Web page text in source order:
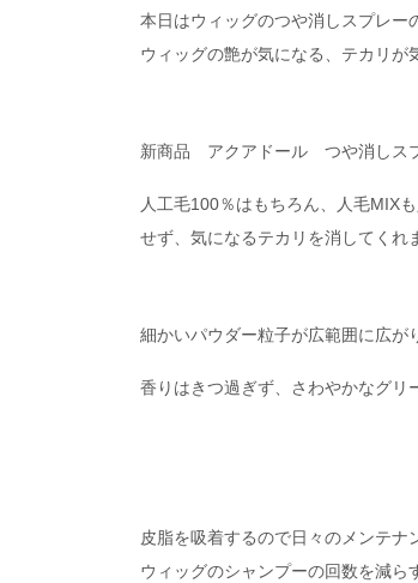
本日はウィッグのつや消しスプレー
ウィッグの艶が気になる、テカリが
新商品 アクアドール つや消しス
人工毛100％はもちろん、人毛MIX
せず、気になるテカリを消してくれ
細かいパウダー粒子が広範囲に広が
香りはきつ過ぎず、さわやかなグリ
皮脂を吸着するので日々のメンテナ
ウィッグのシャンプーの回数を減ら